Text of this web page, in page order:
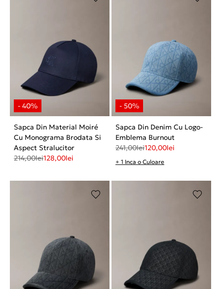
Sapca Din Material Moiré
Cu Monograma Brodata Si
Aspect Stralucitor
214,00lei128,00lei
Sapca Din Denim Cu Logo-
Emblema Burnout
241,00lei120,00lei
+ 1 Inca o Culoare